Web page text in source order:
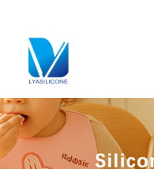
너
뛰
기